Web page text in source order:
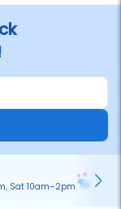
mengunci
tahan lama
iritasi
Sat 10am–2pm